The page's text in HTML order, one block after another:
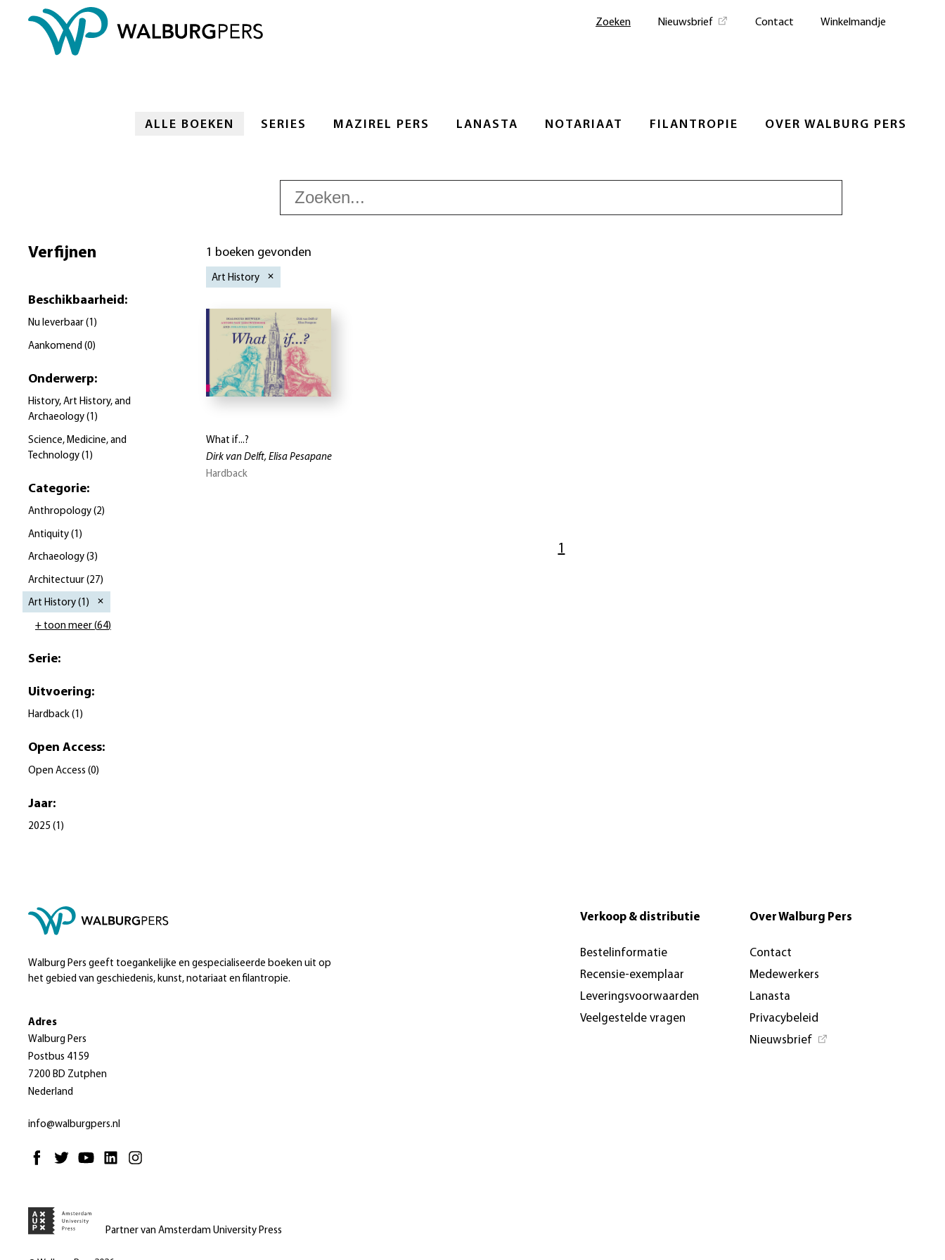
ALLE BOEKEN SERIES MAZIREL PERS LANASTA NOTARIAAT FILANTROPIE OVER WALBURG PERS
Zoeken Nieuwsbrief Contact Winkelmandje
Verfijnen
Beschikbaarheid :
Nu leverbaar (1 )
Aankomend (0)
Onderwerp:
History, Art History, and
Archaeology (1 )
Science, Medicine, and
Technology ( 1 )
Categorie:
Anthropology (2)
Antiquity ( 1 )
Archaeology (3)
Architectuur (27)
Art History (1 )
+ toon meer (64)
Serie:
Uitvoering:
Hardback (1 )
Open Access:
Open Access (0)
Jaar:
2025 (1 )
1 boeken gevonden
Art History
What if...?
Dirk van Delft, Elisa Pesapane
Hardback
1
Walburg Pers geeft toegankelijke en gespecialiseerde boeken uit op
het gebied van geschiedenis, kunst, notariaat en filantropie.
Adres
Walburg Pers
Postbus 4159
7200 BD Zutphen
Nederland
info@walburgpers.nl
Verkoop & distributie
Bestelinformatie
Recensie-exemplaar
Leveringsvoorwaarden
Veelgestelde vragen
Over Walburg Pers
Contact
Medewerkers
Lanasta
Privacybeleid
Nieuwsbrief
Partner van Amsterdam University Press